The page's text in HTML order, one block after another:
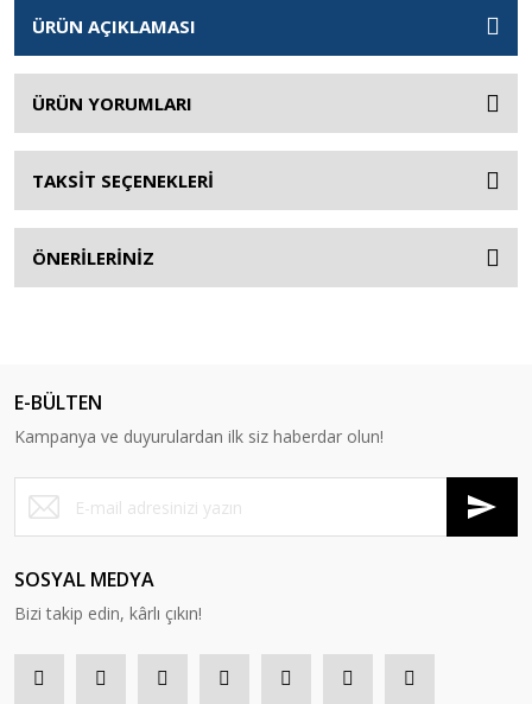
ÜRÜN AÇIKLAMASI
ÜRÜN YORUMLARI
TAKSİT SEÇENEKLERİ
ÖNERİLERİNİZ
E-BÜLTEN
Kampanya ve duyurulardan ilk siz haberdar olun!
SOSYAL MEDYA
Bizi takip edin, kârlı çıkın!